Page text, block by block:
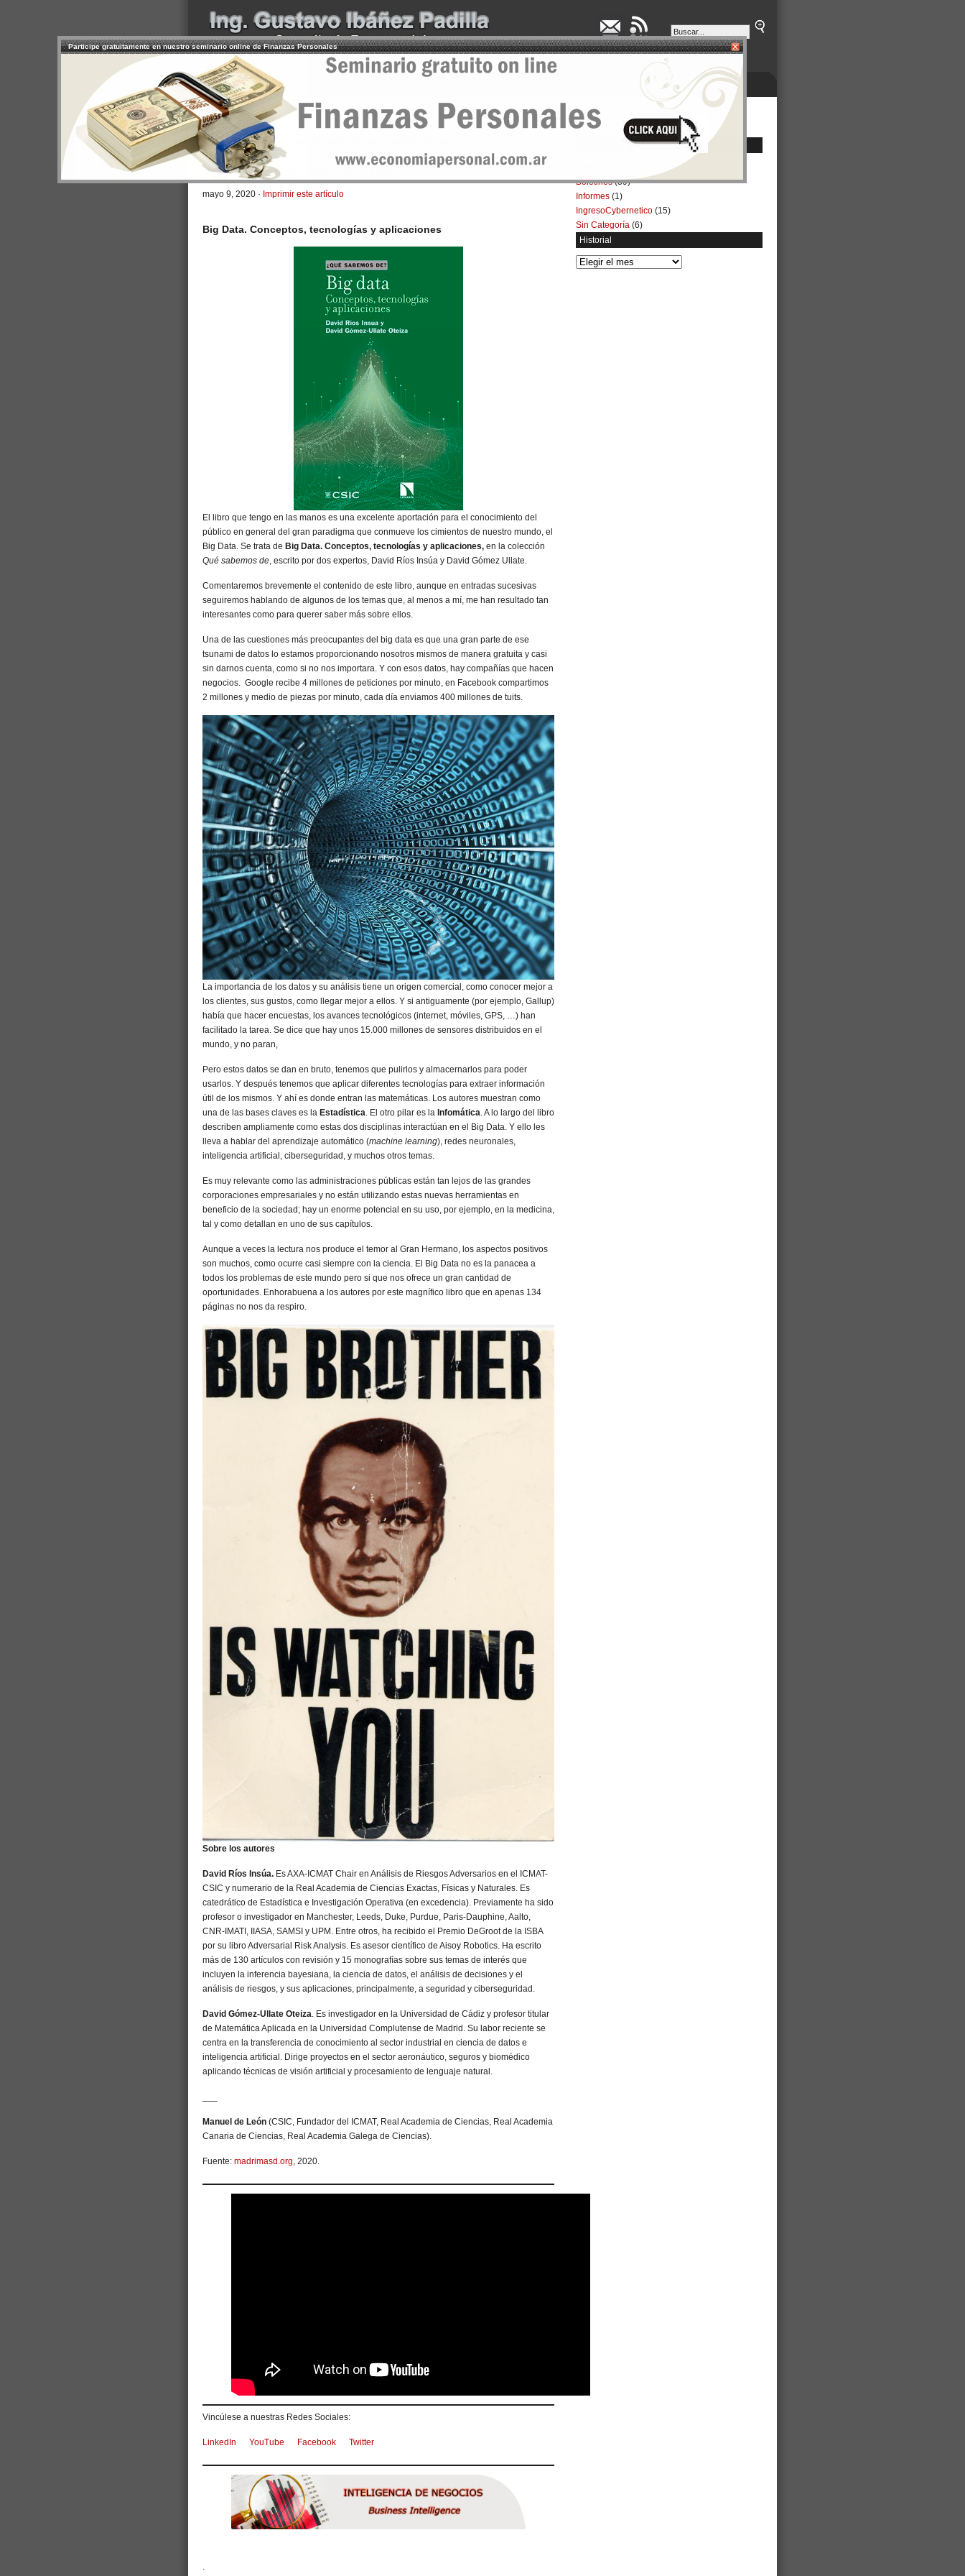
INICIO SERVICIOS BOLETINES NEGOCIOS
CONTACTO USUARIO
>Inicio/Artículos / Para saber más sobre Big Data | Economía Personal
Para saber más sobre Big Data
mayo 9, 2020 · Imprimir este artículo
Big Data. Conceptos, tecnologías y aplicaciones
El libro que tengo en las manos es una excelente aportación para el conocimiento del
público en general del gran paradigma que conmueve los cimientos de nuestro mundo, el
Big Data. Se trata de Big Data. Conceptos, tecnologías y aplicaciones, en la colección
Qué sabemos de, escrito por dos expertos, David Ríos Insúa y David Gómez Ullate.
Comentaremos brevemente el contenido de este libro, aunque en entradas sucesivas
seguiremos hablando de algunos de los temas que, al menos a mí, me han resultado tan
interesantes como para querer saber más sobre ellos.
Una de las cuestiones más preocupantes del big data es que una gran parte de ese
tsunami de datos lo estamos proporcionando nosotros mismos de manera gratuita y casi
sin darnos cuenta, como si no nos importara. Y con esos datos, hay compañías que hacen
negocios. Google recibe 4 millones de peticiones por minuto, en Facebook compartimos
2 millones y medio de piezas por minuto, cada día enviamos 400 millones de tuits.
La importancia de los datos y su análisis tiene un origen comercial, como conocer mejor a
los clientes, sus gustos, como llegar mejor a ellos. Y si antiguamente (por ejemplo, Gallup)
había que hacer encuestas, los avances tecnológicos (internet, móviles, GPS, …) han
facilitado la tarea. Se dice que hay unos 15.000 millones de sensores distribuidos en el
mundo, y no paran,
Pero estos datos se dan en bruto, tenemos que pulirlos y almacernarlos para poder
usarlos. Y después tenemos que aplicar diferentes tecnologías para extraer información
útil de los mismos. Y ahí es donde entran las matemáticas. Los autores muestran como
una de las bases claves es la Estadística. El otro pilar es la Infomática. A lo largo del libro
describen ampliamente como estas dos disciplinas interactúan en el Big Data. Y ello les
lleva a hablar del aprendizaje automático (machine learning), redes neuronales,
inteligencia artificial, ciberseguridad, y muchos otros temas.
Es muy relevante como las administraciones públicas están tan lejos de las grandes
corporaciones empresariales y no están utilizando estas nuevas herramientas en
beneficio de la sociedad; hay un enorme potencial en su uso, por ejemplo, en la medicina,
tal y como detallan en uno de sus capítulos.
Aunque a veces la lectura nos produce el temor al Gran Hermano, los aspectos positivos
son muchos, como ocurre casi siempre con la ciencia. El Big Data no es la panacea a
todos los problemas de este mundo pero si que nos ofrece un gran cantidad de
oportunidades. Enhorabuena a los autores por este magnífico libro que en apenas 134
páginas no nos da respiro.
Sobre los autores
David Ríos Insúa. Es AXA-ICMAT Chair en Análisis de Riesgos Adversarios en el ICMAT-
CSIC y numerario de la Real Academia de Ciencias Exactas, Físicas y Naturales. Es
catedrático de Estadística e Investigación Operativa (en excedencia). Previamente ha sido
profesor o investigador en Manchester, Leeds, Duke, Purdue, Paris-Dauphine, Aalto,
CNR-IMATI, IIASA, SAMSI y UPM. Entre otros, ha recibido el Premio DeGroot de la ISBA
por su libro Adversarial Risk Analysis. Es asesor científico de Aisoy Robotics. Ha escrito
más de 130 artículos con revisión y 15 monografías sobre sus temas de interés que
incluyen la inferencia bayesiana, la ciencia de datos, el análisis de decisiones y el
análisis de riesgos, y sus aplicaciones, principalmente, a seguridad y ciberseguridad.
David Gómez-Ullate Oteiza. Es investigador en la Universidad de Cádiz y profesor titular
de Matemática Aplicada en la Universidad Complutense de Madrid. Su labor reciente se
centra en la transferencia de conocimiento al sector industrial en ciencia de datos e
inteligencia artificial. Dirige proyectos en el sector aeronáutico, seguros y biomédico
aplicando técnicas de visión artificial y procesamiento de lenguaje natural.
Manuel de León (CSIC, Fundador del ICMAT, Real Academia de Ciencias, Real Academia
Canaria de Ciencias, Real Academia Galega de Ciencias).
Fuente: madrimasd.org, 2020.
Vincúlese a nuestras Redes Sociales:
LinkedIn YouTube Facebook Twitter
Participe gratuitamente en nuestro seminario online de Finanzas Personales
Boletines(39)
Informes (1)
IngresoCybernetico (15)
Sin Categoría (6)
Historial
Historial